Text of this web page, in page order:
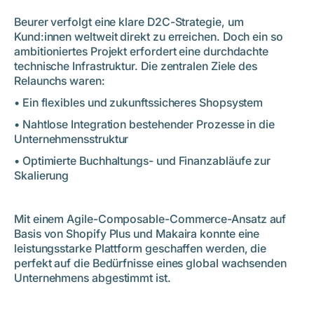
Beurer verfolgt eine klare D2C-Strategie, um
Kund:innen weltweit direkt zu erreichen. Doch ein so
ambitioniertes Projekt erfordert eine durchdachte
technische Infrastruktur. Die zentralen Ziele des
Relaunchs waren:
• Ein flexibles und zukunftssicheres Shopsystem
• Nahtlose Integration bestehender Prozesse in die
Unternehmensstruktur
• Optimierte Buchhaltungs- und Finanzabläufe zur
Skalierung
Mit einem Agile-Composable-Commerce-Ansatz auf
Basis von Shopify Plus und Makaira konnte eine
leistungsstarke Plattform geschaffen werden, die
perfekt auf die Bedürfnisse eines global wachsenden
Unternehmens abgestimmt ist.